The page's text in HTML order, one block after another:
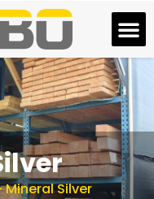
Mineral Silver